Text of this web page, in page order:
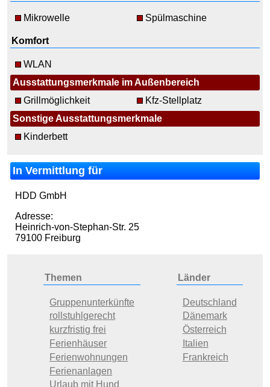
Mikrowelle Spülmaschine
Komfort
WLAN
Ausstattungsmerkmale im Außenbereich
Grillmöglichkeit
Kfz-Stellplatz
Sonstige Ausstattungsmerkmale
Kinderbett
In Vermittlung für
HDD GmbH
Adresse:
Heinrich-von-Stephan-Str. 25
79100 Freiburg
Themen
Gruppenunterkünfte
rollstuhlgerecht
kurzfristig frei
Ferienhäuser
Ferienwohnungen
Ferienanlagen
Urlaub mit Hund
Länder
Deutschland
Dänemark
Österreich
Italien
Frankreich